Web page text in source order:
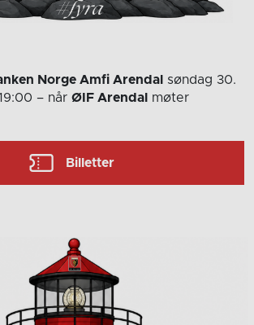
Norge Amfi Arendal
søndag 30.
– når ØIF Arendal
møter
Billetter